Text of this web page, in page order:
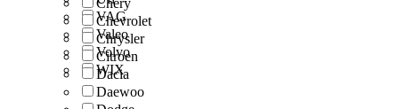
VAG
Valeo
Volvo
WIX
Chery
Chevrolet
Chrysler
Citroen
Dacia
Daewoo